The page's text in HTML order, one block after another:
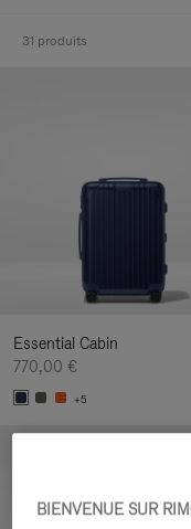
31 produits
Essential Cabin
770,00 €
+5
BIENVENUE SUR